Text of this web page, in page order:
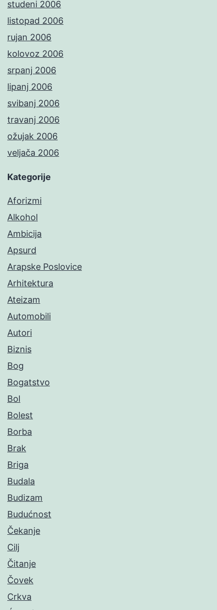
studeni 2006
listopad 2006
rujan 2006
kolovoz 2006
srpanj 2006
lipanj 2006
svibanj 2006
travanj 2006
ožujak 2006
veljača 2006
Kategorije
Aforizmi
Alkohol
Ambicija
Apsurd
Arapske Poslovice
Arhitektura
Ateizam
Automobili
Autori
Biznis
Bog
Bogatstvo
Bol
Bolest
Borba
Brak
Briga
Budala
Budizam
Budućnost
Čekanje
Cilj
Čitanje
Čovek
Crkva